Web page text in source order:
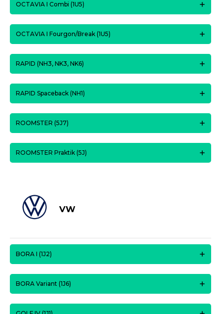
OCTAVIA I Combi (1U5)
OCTAVIA I Fourgon/Break (1U5)
RAPID (NH3, NK3, NK6)
RAPID Spaceback (NH1)
ROOMSTER (5J7)
ROOMSTER Praktik (5J)
VW
BORA I (1J2)
BORA Variant (1J6)